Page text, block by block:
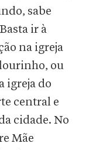
sabe
ir à
na igreja
ou
igreja do
central e
cidade. No
Mãe